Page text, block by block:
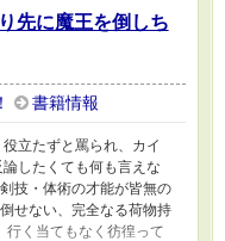
先に魔王を倒しち
書籍情報
立たずと罵られ、カイ
したくても何も言えな
技・体術の才能が皆無の
せない、完全なる荷物持
く当てもなく彷徨って